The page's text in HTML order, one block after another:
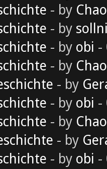
- by
- by
- by obi -
- by
- by
- by obi -
- by
- by
- by obi -